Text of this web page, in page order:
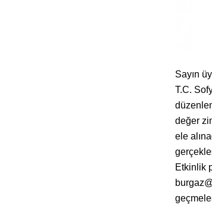
Sayın
T.C.
değer
ele
Etkinlik